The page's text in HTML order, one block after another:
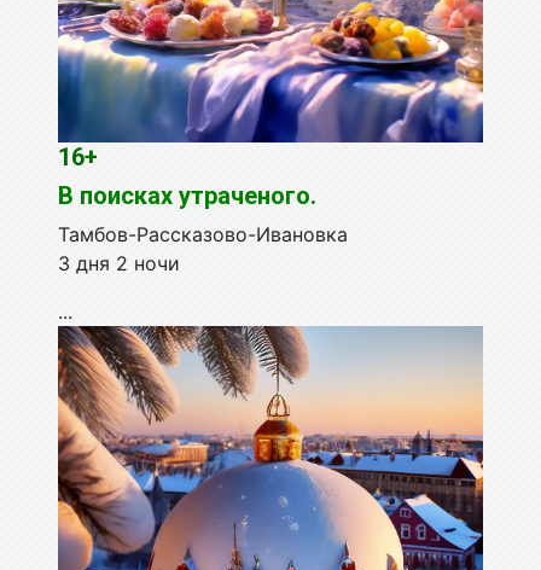
16+
В поисках утраченого.
Тамбов-Рассказово-Ивановка
3 дня 2 ночи
...